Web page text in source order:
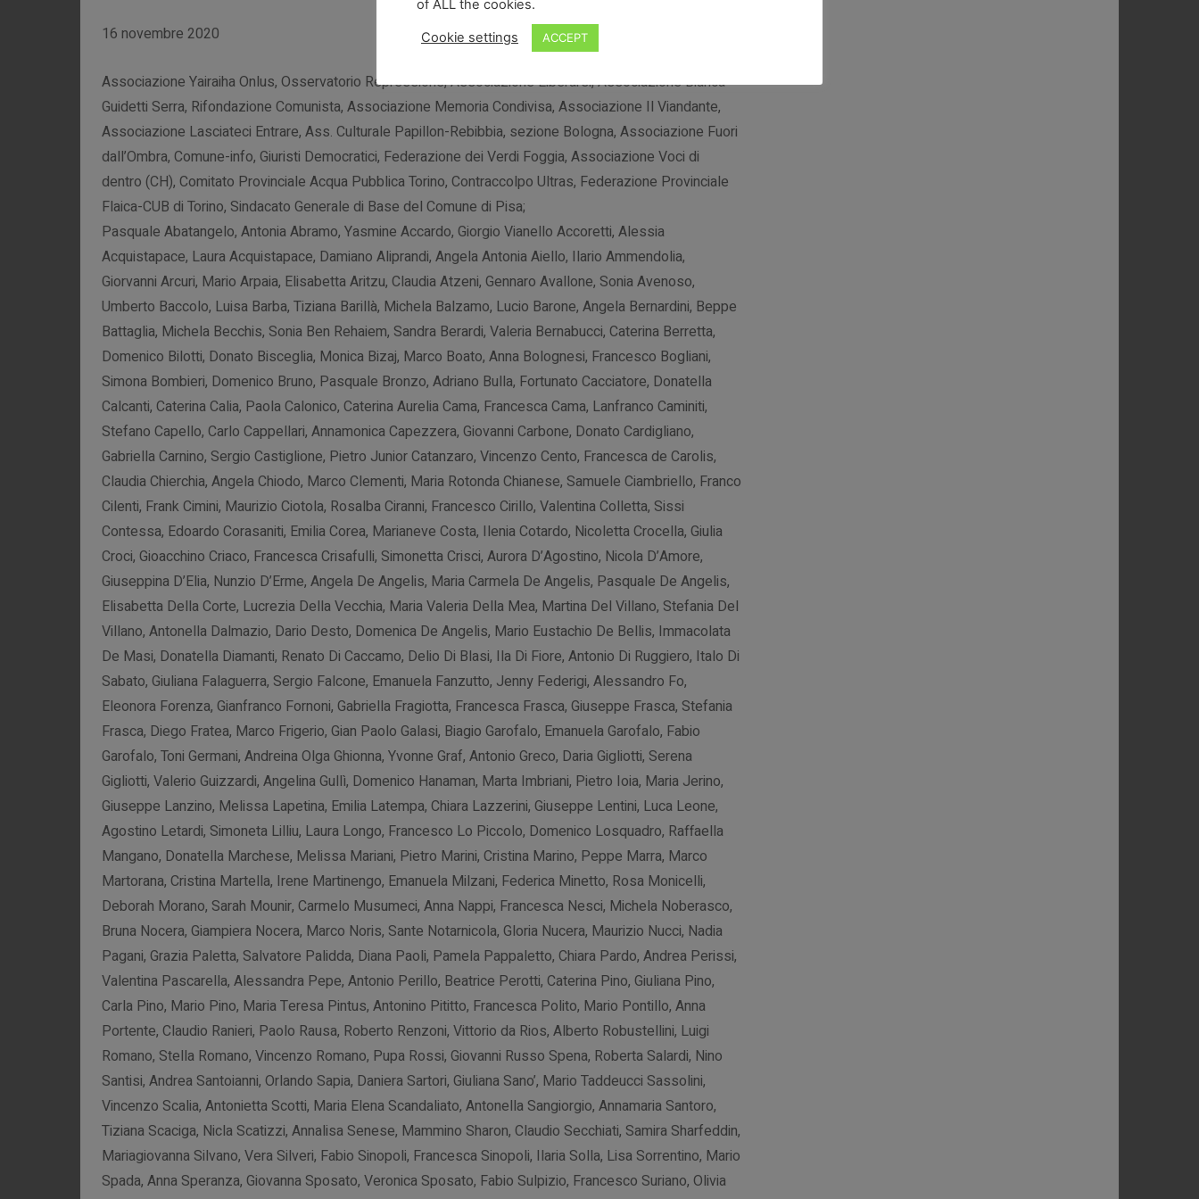
16 novembre 2020
Associazione Yairaiha Onlus, Osservatorio Repressione, Associazione Liberarsi, Associazione Bianca
Guidetti Serra, Rifondazione Comunista, Associazione Memoria Condivisa, Associazione Il Viandante,
Associazione Lasciateci Entrare, Ass. Culturale Papillon-Rebibbia, sezione Bologna, Associazione Fuori
dall’Ombra, Comune-info, Giuristi Democratici, Federazione dei Verdi Foggia, Associazione Voci di
dentro (CH), Comitato Provinciale Acqua Pubblica Torino, Contraccolpo Ultras, Federazione Provinciale
Flaica-CUB di Torino, Sindacato Generale di Base del Comune di Pisa;
Pasquale Abatangelo, Antonia Abramo, Yasmine Accardo, Giorgio Vianello Accoretti, Alessia
Acquistapace, Laura Acquistapace, Damiano Aliprandi, Angela Antonia Aiello, Ilario Ammendolia,
Giorvanni Arcuri, Mario Arpaia, Elisabetta Aritzu, Claudia Atzeni, Gennaro Avallone, Sonia Avenoso,
Umberto Baccolo, Luisa Barba, Tiziana Barillà, Michela Balzamo, Lucio Barone, Angela Bernardini, Beppe
Battaglia, Michela Becchis, Sonia Ben Rehaiem, Sandra Berardi, Valeria Bernabucci, Caterina Berretta,
Domenico Bilotti, Donato Bisceglia, Monica Bizaj, Marco Boato, Anna Bolognesi, Francesco Bogliani,
Simona Bombieri, Domenico Bruno, Pasquale Bronzo, Adriano Bulla, Fortunato Cacciatore, Donatella
Calcanti, Caterina Calia, Paola Calonico, Caterina Aurelia Cama, Francesca Cama, Lanfranco Caminiti,
Stefano Capello, Carlo Cappellari, Annamonica Capezzera, Giovanni Carbone, Donato Cardigliano,
Gabriella Carnino, Sergio Castiglione, Pietro Junior Catanzaro, Vincenzo Cento, Francesca de Carolis,
Claudia Chierchia, Angela Chiodo, Marco Clementi, Maria Rotonda Chianese, Samuele Ciambriello, Franco
Cilenti, Frank Cimini, Maurizio Ciotola, Rosalba Ciranni, Francesco Cirillo, Valentina Colletta, Sissi
Contessa, Edoardo Corasaniti, Emilia Corea, Marianeve Costa, Ilenia Cotardo, Nicoletta Crocella, Giulia
Croci, Gioacchino Criaco, Francesca Crisafulli, Simonetta Crisci, Aurora D’Agostino, Nicola D’Amore,
Giuseppina D’Elia, Nunzio D’Erme, Angela De Angelis, Maria Carmela De Angelis, Pasquale De Angelis,
Elisabetta Della Corte, Lucrezia Della Vecchia, Maria Valeria Della Mea, Martina Del Villano, Stefania Del
Villano, Antonella Dalmazio, Dario Desto, Domenica De Angelis, Mario Eustachio De Bellis, Immacolata
De Masi, Donatella Diamanti, Renato Di Caccamo, Delio Di Blasi, Ila Di Fiore, Antonio Di Ruggiero, Italo Di
Sabato, Giuliana Falaguerra, Sergio Falcone, Emanuela Fanzutto, Jenny Federigi, Alessandro Fo,
Eleonora Forenza, Gianfranco Fornoni, Gabriella Fragiotta, Francesca Frasca, Giuseppe Frasca, Stefania
Frasca, Diego Fratea, Marco Frigerio, Gian Paolo Galasi, Biagio Garofalo, Emanuela Garofalo, Fabio
Garofalo, Toni Germani, Andreina Olga Ghionna, Yvonne Graf, Antonio Greco, Daria Gigliotti, Serena
Gigliotti, Valerio Guizzardi, Angelina Gullì, Domenico Hanaman, Marta Imbriani, Pietro Ioia, Maria Jerino,
Giuseppe Lanzino, Melissa Lapetina, Emilia Latempa, Chiara Lazzerini, Giuseppe Lentini, Luca Leone,
Agostino Letardi, Simoneta Lilliu, Laura Longo, Francesco Lo Piccolo, Domenico Losquadro, Raffaella
Mangano, Donatella Marchese, Melissa Mariani, Pietro Marini, Cristina Marino, Peppe Marra, Marco
Martorana, Cristina Martella, Irene Martinengo, Emanuela Milzani, Federica Minetto, Rosa Monicelli,
Deborah Morano, Sarah Mounir, Carmelo Musumeci, Anna Nappi, Francesca Nesci, Michela Noberasco,
Bruna Nocera, Giampiera Nocera, Marco Noris, Sante Notarnicola, Gloria Nucera, Maurizio Nucci, Nadia
Pagani, Grazia Paletta, Salvatore Palidda, Diana Paoli, Pamela Pappaletto, Chiara Pardo, Andrea Perissi,
Valentina Pascarella, Alessandra Pepe, Antonio Perillo, Beatrice Perotti, Caterina Pino, Giuliana Pino,
Carla Pino, Mario Pino, Maria Teresa Pintus, Antonino Pititto, Francesca Polito, Mario Pontillo, Anna
Portente, Claudio Ranieri, Paolo Rausa, Roberto Renzoni, Vittorio da Rios, Alberto Robustellini, Luigi
Romano, Stella Romano, Vincenzo Romano, Pupa Rossi, Giovanni Russo Spena, Roberta Salardi, Nino
Santisi, Andrea Santoianni, Orlando Sapia, Daniera Sartori, Giuliana Sano’, Mario Taddeucci Sassolini,
Vincenzo Scalia, Antonietta Scotti, Maria Elena Scandaliato, Antonella Sangiorgio, Annamaria Santoro,
Tiziana Scaciga, Nicla Scatizzi, Annalisa Senese, Mammino Sharon, Claudio Secchiati, Samira Sharfeddin,
Mariagiovanna Silvano, Vera Silveri, Fabio Sinopoli, Francesca Sinopoli, Ilaria Solla, Lisa Sorrentino, Mario
Spada, Anna Speranza, Giovanna Sposato, Veronica Sposato, Fabio Sulpizio, Francesco Suriano, Olivia
of ALL the cookies.
Cookie settings ACCEPT